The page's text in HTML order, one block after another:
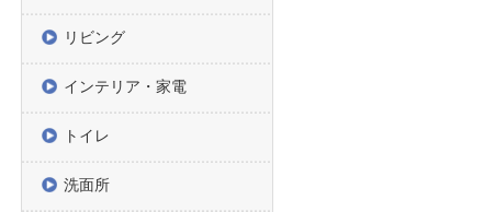
リビング
インテリア・家電
トイレ
洗面所